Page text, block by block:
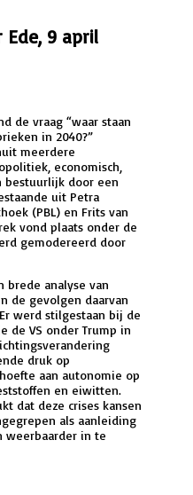
9 april
de vraag “waar staan
in 2040?”
meerdere
economisch,
bestuurlijk door een
uit Petra
(PBL) en Frits van
vond plaats onder de
gemodereerd door
brede analyse van
de gevolgen daarvan
werd stilgestaan bij de
de VS onder Trump in
druk op
aan autonomie op
en eiwitten.
dat deze crises kansen
als aanleiding
weerbaarder in te